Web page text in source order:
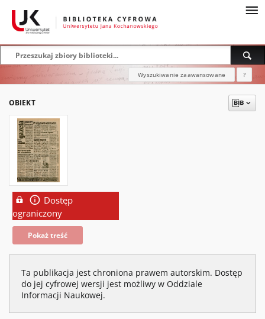
Wyszukiwanie zaawansowane ?
OBIEKT
Dostęp
ograniczony
Pokaż treść
Ta publikacja jest chroniona prawem autorskim. Dostęp
do jej cyfrowej wersji jest możliwy w Oddziale
Informacji Naukowej.